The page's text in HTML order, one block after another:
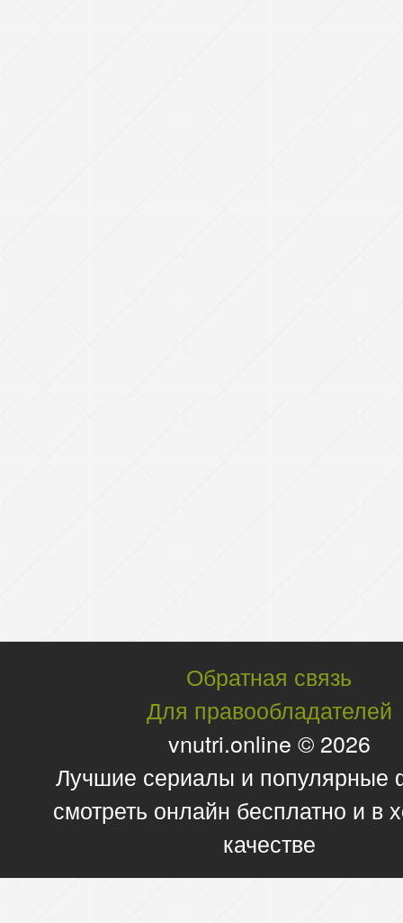
Обратная связь
Для правообладателей
vnutri.online © 2026
Лучшие сериалы и
смотреть онлайн бесплатно и в
качестве